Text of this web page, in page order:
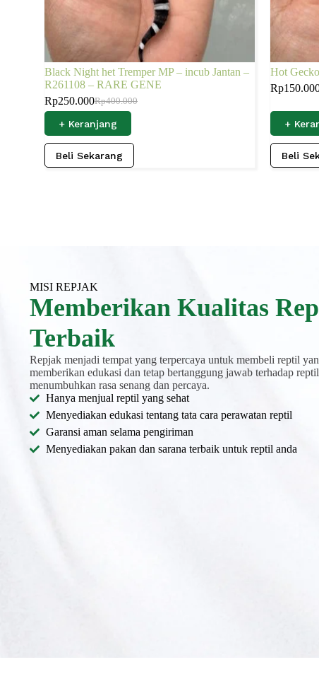
Black Night het Tremper MP – incub Jantan –
R261108 – RARE GENE
Rp400.000
Rp250.000
+ Keranjang
Beli Sekarang
Hot
Rp
+
Beli
MISI REPJAK
Memberikan Kualitas
Terbaik
Repjak menjadi tempat yang terpercaya untuk membeli reptil
memberikan edukasi dan tetap bertanggung jawab terhadap
menumbuhkan rasa senang dan percaya.
Hanya menjual reptil yang sehat
Menyediakan edukasi tentang tata cara perawatan reptil
Garansi aman selama pengiriman
Menyediakan pakan dan sarana terbaik untuk reptil anda